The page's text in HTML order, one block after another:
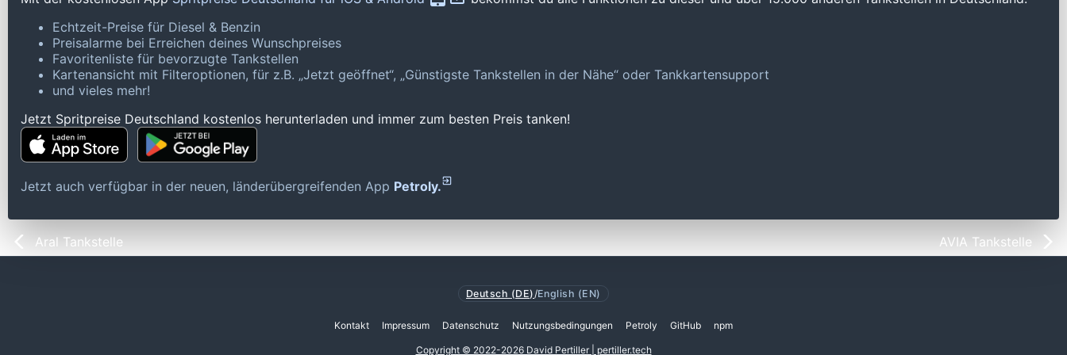
Echtzeit-Preise für Diesel & Benzin
Preisalarme bei Erreichen deines Wunschpreises
Favoritenliste für bevorzugte Tankstellen
Kartenansicht mit Filteroptionen, für z.B. „Jetzt geöffnet“, „Günstigste Tankstellen in der Nähe“ oder Tankkartensupport
und vieles mehr!
Jetzt Spritpreise Deutschland kostenlos herunterladen und immer zum besten Preis tanken!
Jetzt auch verfügbar in der neuen, länderübergreifenden App Petroly.
Aral Tankstelle AVIA Tankstelle
Deutsch (DE) /English (EN)
Kontakt Impressum Datenschutz Nutzungsbedingungen Petroly GitHub npm
Copyright © 2022-2026 David Pertiller | pertiller.tech